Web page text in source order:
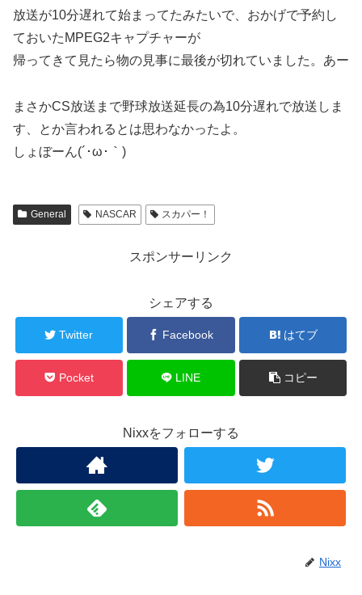
放送が10分遅れて始まってたみたいで、おかげで予約し
ておいたMPEG2キャプチャーが
帰ってきて見たら物の見事に最後が切れていました。あー
まさかCS放送まで野球放送延長の為10分遅れで放送しま
す、とか言われるとは思わなかったよ。
しょぼーん(´･ω･｀)
General NASCAR スカパー！
スポンサーリンク
シェアする
Twitter Facebook はてブ
Pocket LINE コピー
Nixxをフォローする
Nixx